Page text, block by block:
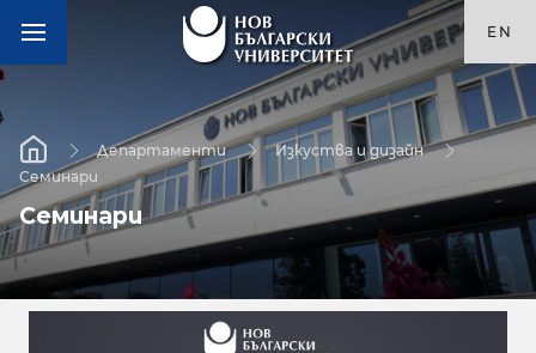
EN
Департаменти
Изкуства и дизайн
Семинари
Семинари